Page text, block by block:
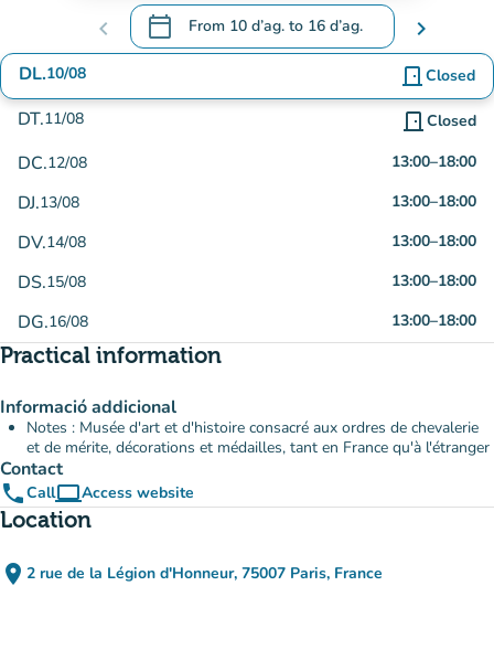
chevron_left calendar_today From 10 d’ag. to 16 d’ag.
.Open the calendar to change dates
chevron_right
DL.10/08 door_front Closed
DT.11/08 door_front Closed
DC.12/08 13:00–18:00
DJ.13/08 13:00–18:00
DV.14/08 13:00–18:00
DS.15/08 13:00–18:00
DG.16/08 13:00–18:00
Practical information
Informació addicional
Notes : Musée d'art et d'histoire consacré aux ordres de chevalerie
et de mérite, décorations et médailles, tant en France qu'à l'étranger
Contact
phoneCallcomputerAccess website
(new tab)
Location
place 2 rue de la Légion d'Honneur, 75007 Paris, France
(open in Google Maps)
(new tab)